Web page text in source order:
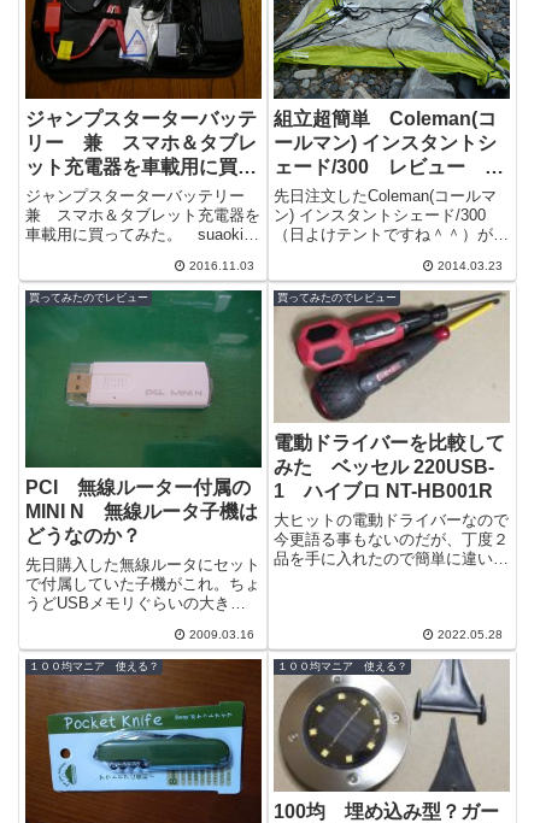
ジャンプスターターバッテ
リー 兼 スマホ＆タブレ
ット充電器を車載用に買っ
てみた。 suaoki T10
ジャンプスターターバッテリー
兼 スマホ＆タブレット充電器を
車載用に買ってみた。 suaoki
は、バッテリー上がりでエンジン
が...
2016.11.03
組立超簡単 Coleman(コ
ールマン) インスタントシ
ェード/300 レビュー 商
品が届いたので早速設営し
てみました
先日注文したColeman(コールマ
ン) インスタントシェード/300
（日よけテントですね＾＾）が
いたのだからと、川原に設置テ
ス...
2014.03.23
買ってみたのでレビュー
PCI 無線ルーター付属の
MINI N 無線ルータ子機は
どうなのか？
先日購入した無線ルータにセット
で付属していた子機がこれ。ちょ
うどUSBメモリぐらいの大きさ
で頭に綺麗に収まるのかと思った
のですが、...
2009.03.16
買ってみたのでレビュー
電動ドライバーを比較して
みた ベッセル 220USB-
1 ハイブロ NT-HB001R
大ヒットの電動ドライバーなので
今更語る事もないのだが、丁度２
品を手に入れたので簡単に違いな
2022.05.28
１００均マニア 使える？ １００均マニア 使える？
100均 埋め込み型？ガー